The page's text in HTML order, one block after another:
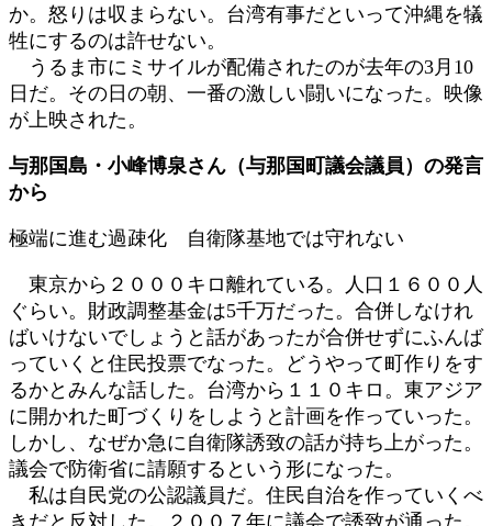
か。怒りは収まらない。台湾有事だといって沖縄を犠
牲にするのは許せない。
うるま市にミサイルが配備されたのが去年の3月10
日だ。その日の朝、一番の激しい闘いになった。映像
が上映された。
与那国島・小峰博泉さん（与那国町議会議員）の発言
から
極端に進む過疎化 自衛隊基地では守れない
東京から２０００キロ離れている。人口１６００人
ぐらい。財政調整基金は5千万だった。合併しなけれ
ばいけないでしょうと話があったが合併せずにふんば
っていくと住民投票でなった。どうやって町作りをす
るかとみんな話した。台湾から１１０キロ。東アジア
に開かれた町づくりをしようと計画を作っていった。
しかし、なぜか急に自衛隊誘致の話が持ち上がった。
議会で防衛省に請願するという形になった。
私は自民党の公認議員だ。住民自治を作っていくべ
きだと反対した。２００７年に議会で誘致が通った。